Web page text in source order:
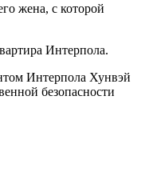
жена, с которой
Интерпола.
Интерпола Хунвэй
безопасности